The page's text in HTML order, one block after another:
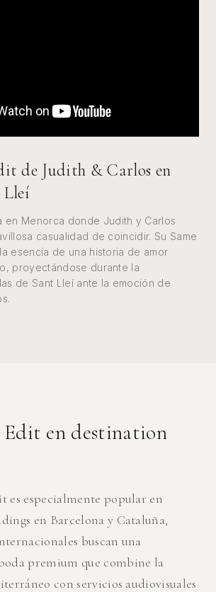
de Judith & Carlos en
Lleí
en Menorca donde Judith y Carlos
casualidad de coincidir. Su Same
esencia de una historia de amor
proyectándose durante la
de Sant Lleí ante la emoción de
Edit en destination
es especialmente popular en
en Barcelona y Cataluña,
buscan una
premium que combine la
con servicios audiovisuales